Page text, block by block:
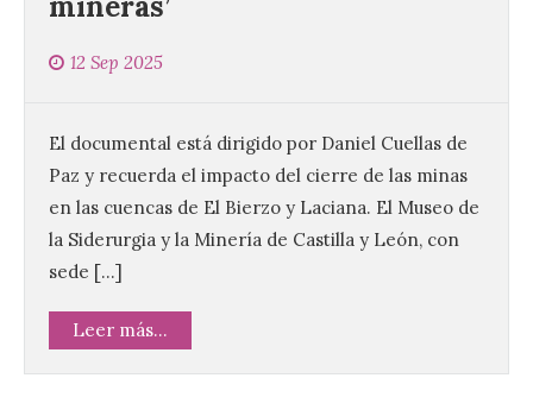
12 Sep 2025
El documental está dirigido por Daniel Cuellas de
Paz y recuerda el impacto del cierre de las minas
en las cuencas de El Bierzo y Laciana. El Museo de
la Siderurgia y la Minería de Castilla y León, con
sede […]
Leer más...